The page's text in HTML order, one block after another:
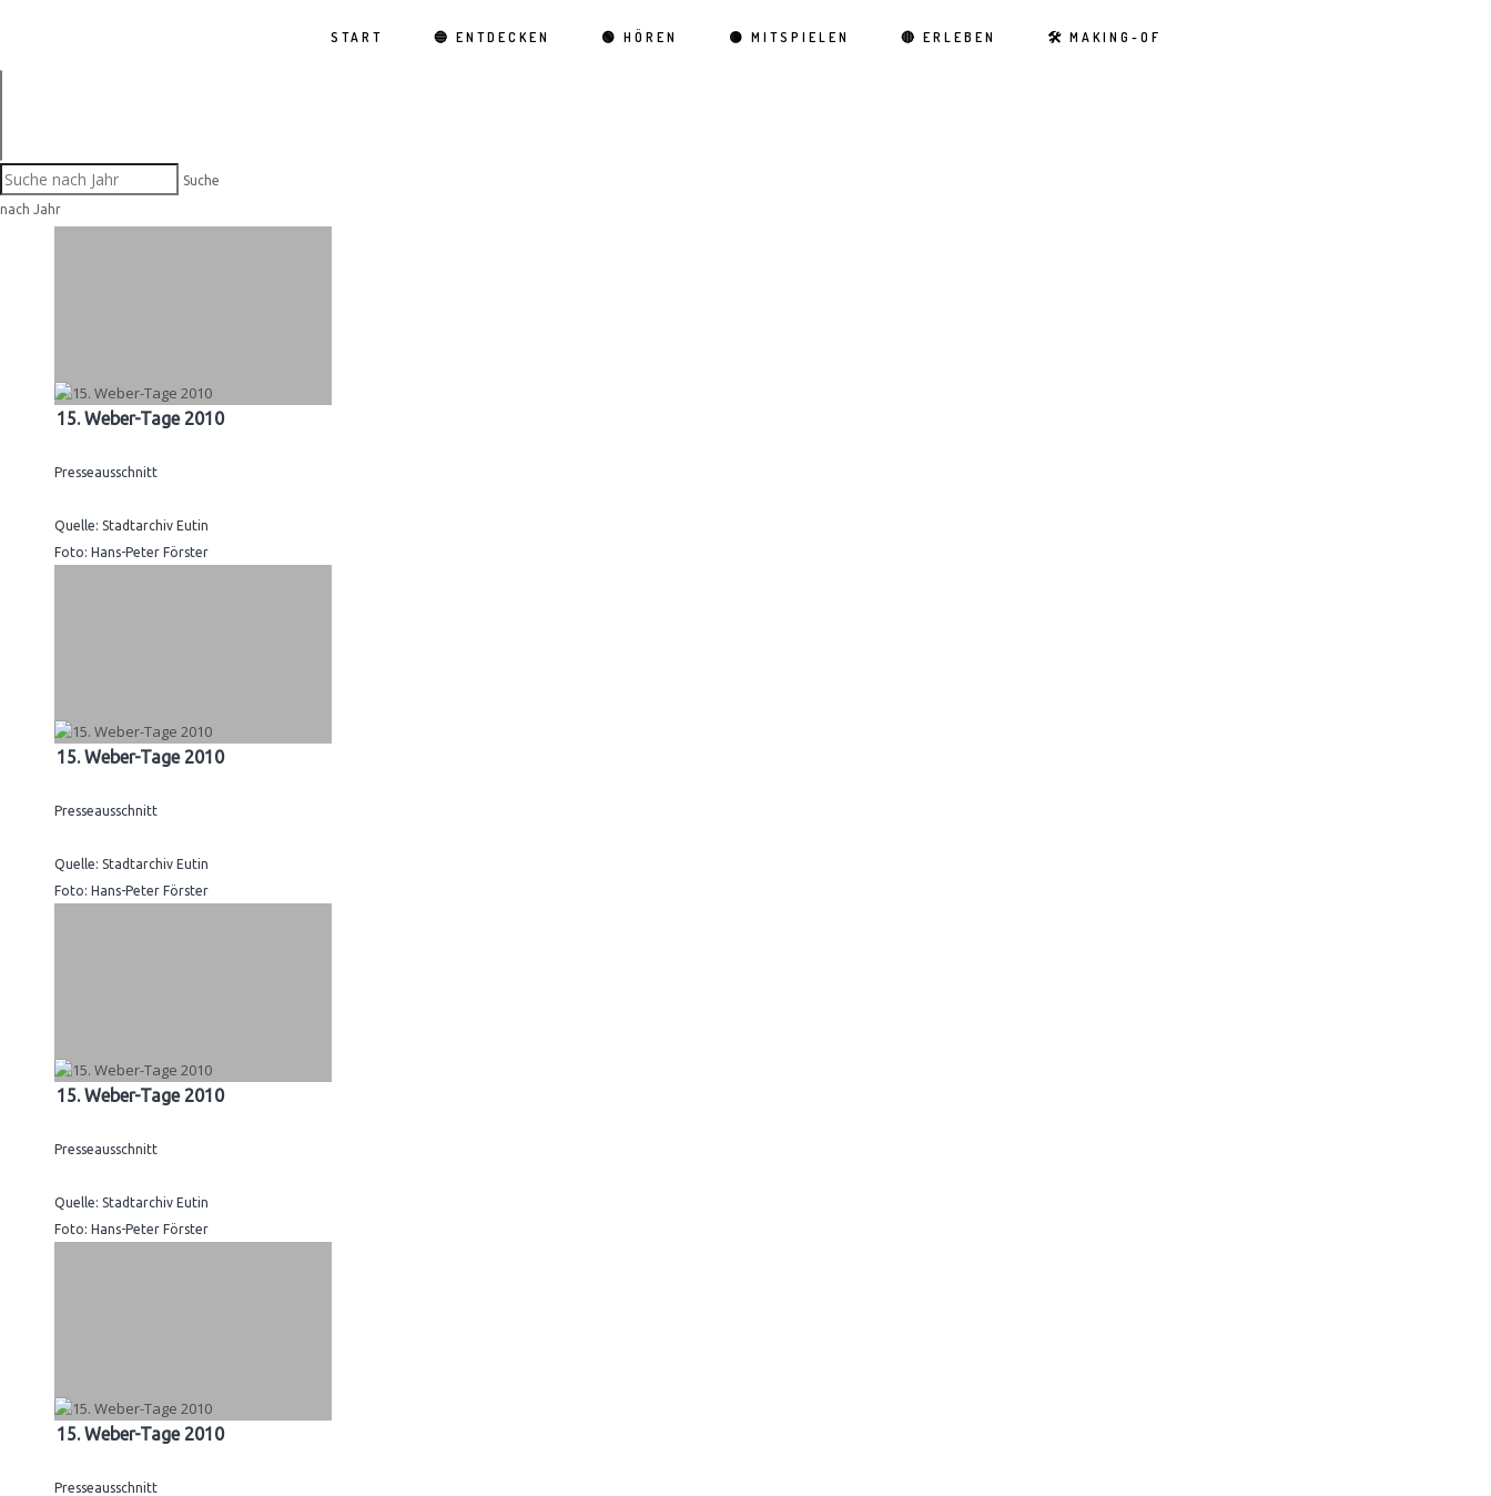
START 🔵 ENTDECKEN 🟢 HÖREN 🟡 MITSPIELEN 🔴 ERLEBEN 🛠 MAKING-OF
Suche
nach Jahr
15. Weber-Tage 2010
Presseausschnitt
Quelle: Stadtarchiv Eutin
Foto: Hans-Peter Förster
15. Weber-Tage 2010
Presseausschnitt
Quelle: Stadtarchiv Eutin
Foto: Hans-Peter Förster
15. Weber-Tage 2010
Presseausschnitt
Quelle: Stadtarchiv Eutin
Foto: Hans-Peter Förster
15. Weber-Tage 2010
Presseausschnitt